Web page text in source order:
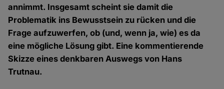
annimmt. Insgesamt scheint sie damit die
Problematik ins Bewusstsein zu rücken und die
Frage aufzuwerfen, ob (und, wenn ja, wie) es da
eine mögliche Lösung gibt. Eine kommentierende
Skizze eines denkbaren Auswegs von Hans
Trutnau.